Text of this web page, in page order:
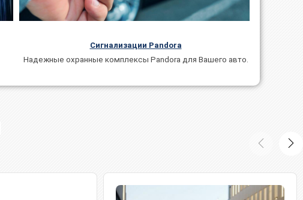
Сигнализации Pandora
Надежные охранные комплексы Pandora для Вашего авто.